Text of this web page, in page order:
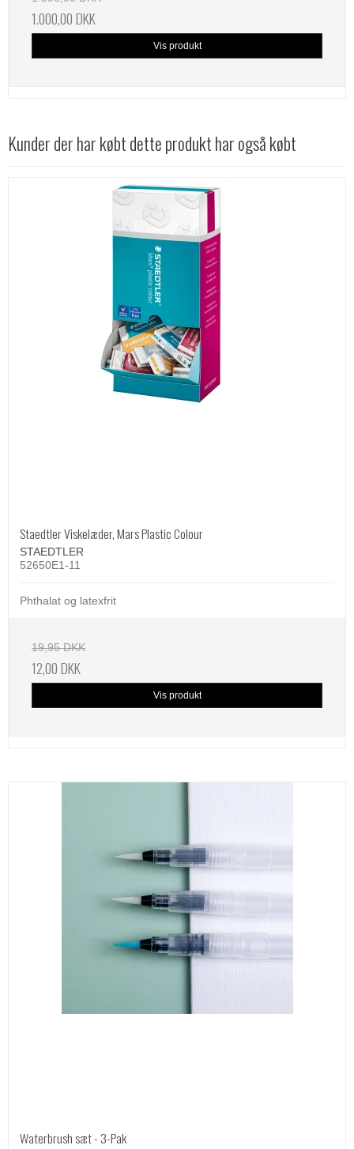
1.000,00 DKK
Vis produkt
Kunder der har købt dette produkt har også købt
Staedtler Viskelæder, Mars Plastic Colour
STAEDTLER
52650E1-11
Phthalat og latexfrit
19,95 DKK
12,00 DKK
Vis produkt
Waterbrush sæt - 3-Pak